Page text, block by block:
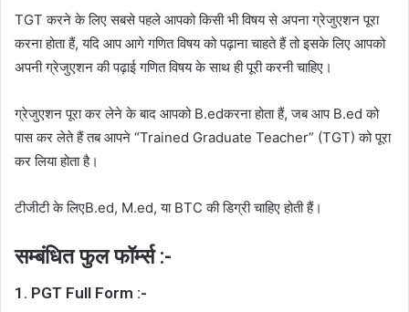
TGT करने के लिए सबसे पहले आपको किसी भी विषय से अपना ग्रेजुएशन पूरा
करना होता हैं, यदि आप आगे गणित विषय को पढ़ाना चाहते हैं तो इसके लिए आपको
अपनी ग्रेजुएशन की पढ़ाई गणित विषय के साथ ही पूरी करनी चाहिए।
ग्रेजुएशन पूरा कर लेने के बाद आपको B.edकरना होता हैं, जब आप B.ed को
पास कर लेते हैं तब आपने “Trained Graduate Teacher” (TGT) को पूरा
कर लिया होता है।
टीजीटी के लिएB.ed, M.ed, या BTC की डिग्री चाहिए होती हैं।
सम्बंधित फुल फॉर्म्स :-
1. PGT Full Form :-